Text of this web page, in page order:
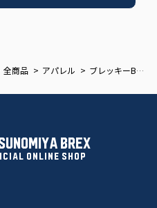
全商品 アパレル ブレッキーBPラインソックス
BREX
ONLINE SHOP